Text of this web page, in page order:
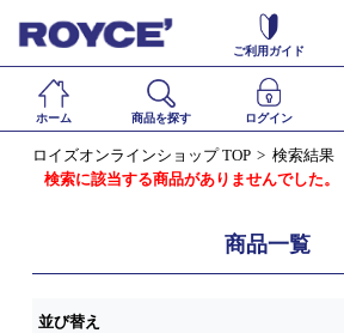
ご利用ガイド
ホーム 商品を探す ログイン
ロイズオンラインショップ TOP
検索結果
検索に該当する商品がありませんでした。
商品一覧
並び替え